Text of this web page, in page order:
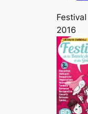
Festival